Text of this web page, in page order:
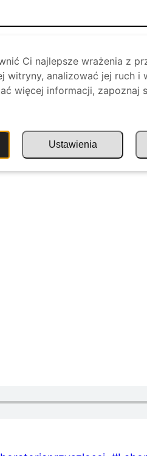
Ci najlepsze wrażenia z
witryny, analizować jej ruch i
więcej informacji, zapoznaj
Ustawienia